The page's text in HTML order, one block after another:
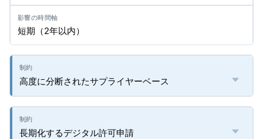
短期（2年以内）
高度に分断されたサプライヤーベース
長期化するデジタル許可申請